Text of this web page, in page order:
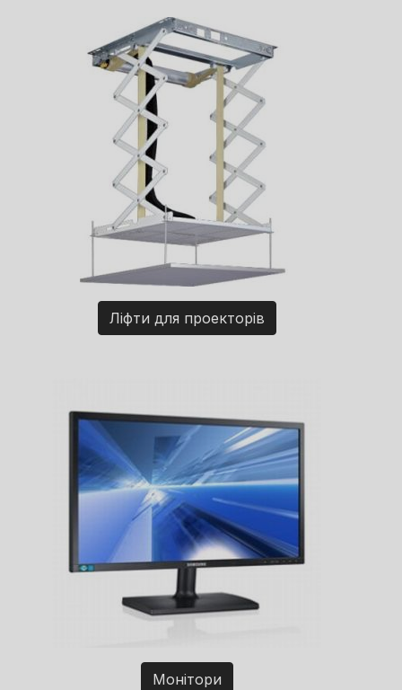
Ліфти для проекторів
Монітори